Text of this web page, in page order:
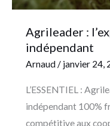
Agrileader :
indépendant
Arnaud/ janvier 24,
L’ESSENTIEL :
indépendant 100%
compétitive aux